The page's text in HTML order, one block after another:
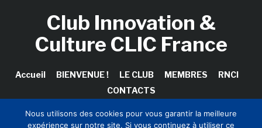
Club Innovation &
Culture CLIC France
Accueil BIENVENUE ! LE CLUB MEMBRES
RNCI
CONTACTS
Nous utilisons des cookies pour vous garantir la meilleure
expérience sur notre site. Si vous continuez à utiliser ce